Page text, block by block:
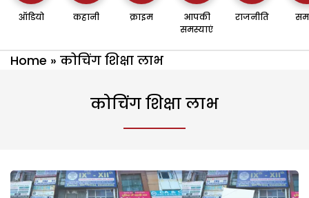
ऑडियो कहानी क्राइम
आपकी
समस्याएं
राजनीति
Home » कोचिंग शिक्षा लाभ
कोचिंग शिक्षा लाभ